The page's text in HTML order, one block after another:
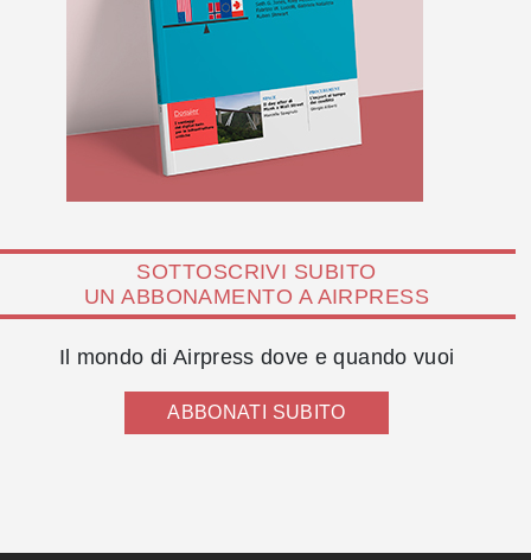
SOTTOSCRIVI SUBITO
UN ABBONAMENTO A AIRPRESS
Il mondo di Airpress dove e quando vuoi
ABBONATI SUBITO